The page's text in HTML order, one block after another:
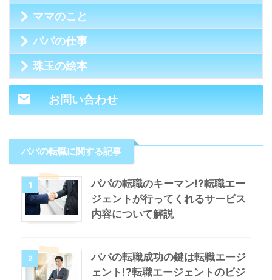
ママのこと
パパの仕事
珠玉の絵本
お問い合わせ
パパの転職に関する記事
1
パパの転職のキーマン!?転職エー
ジェントが行ってくれるサービス
内容について解説
2
パパの転職成功の鍵は転職エージ
ェント!?転職エージェントのビジ